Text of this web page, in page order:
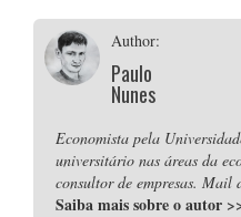
Author:
Paulo
Nunes
Economista pela
universitário nas áreas da
consultor de empresas. Mail
Saiba mais sobre o autor